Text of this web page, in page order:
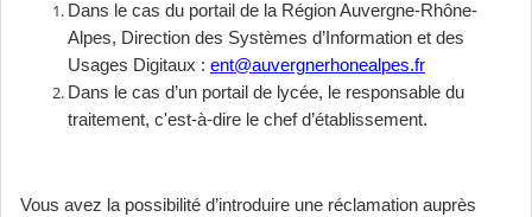
Dans le cas du portail de la Région Auvergne-Rhône-
Alpes, Direction des Systèmes d’Information et des
Usages Digitaux : ent@auvergnerhonealpes.fr
Dans le cas d’un portail de lycée, le responsable du
traitement, c'est-à-dire le chef d’établissement.
Vous avez la possibilité d’introduire une réclamation auprès